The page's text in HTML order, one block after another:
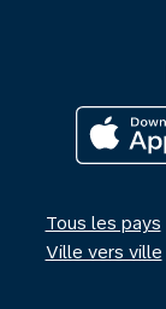
Tous les pays
Ville vers ville